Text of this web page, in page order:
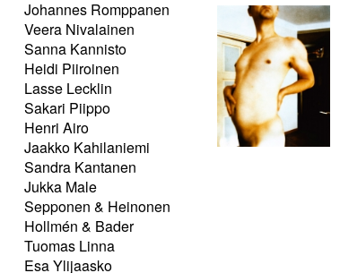
Johannes Romppanen
Veera Nivalainen
Sanna Kannisto
Heidi Piiroinen
Lasse Lecklin
Sakari Piippo
Henri Airo
Jaakko Kahilaniemi
Sandra Kantanen
Jukka Male
Sepponen & Heinonen
Hollmén & Bader
Tuomas Linna
Esa Ylijaasko